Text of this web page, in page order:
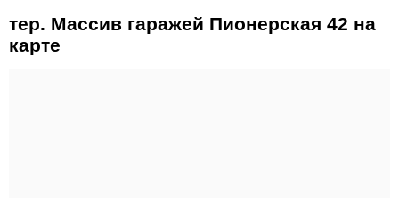
тер. Массив гаражей Пионерская 42 на
карте